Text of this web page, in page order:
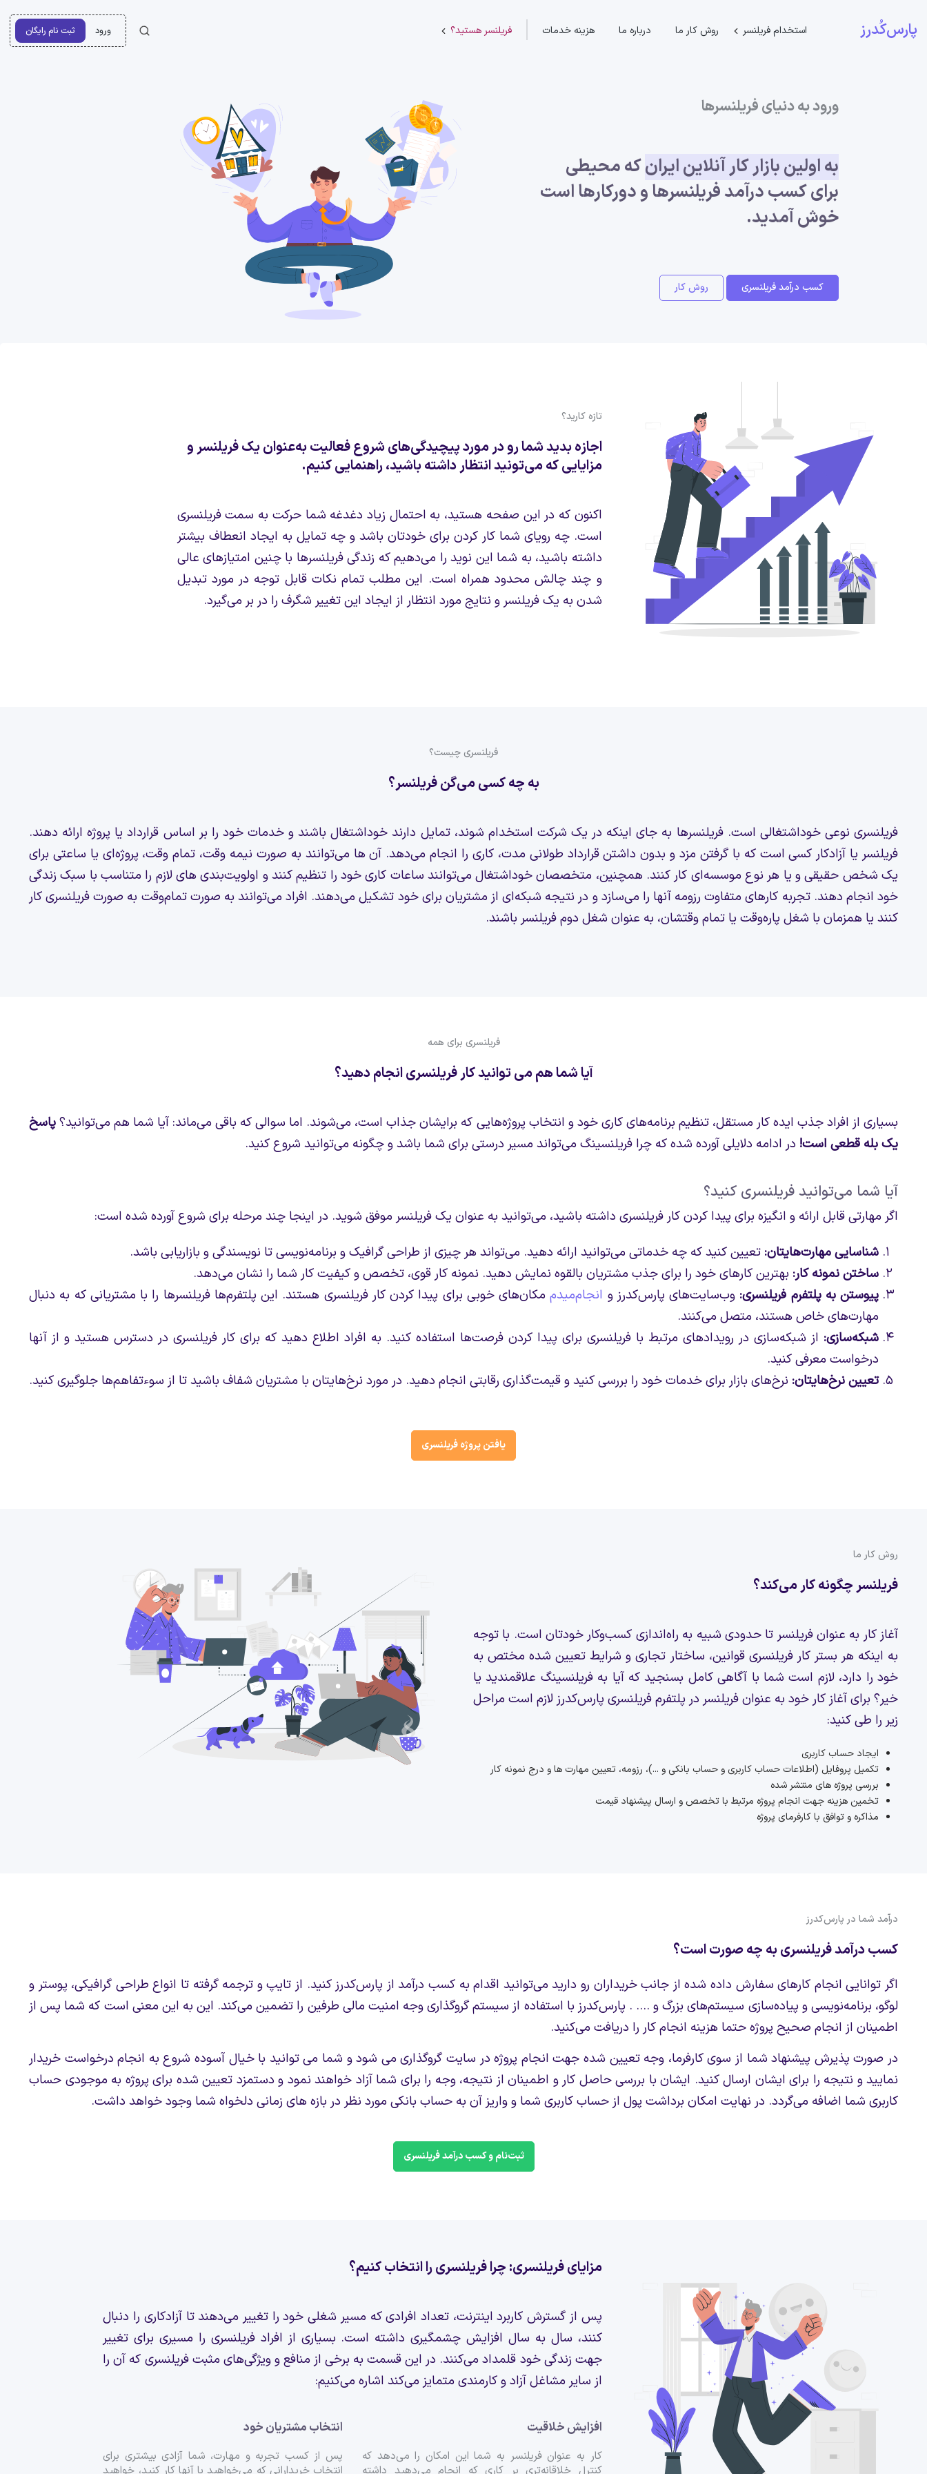
پارس‌کُدرز استخدام فریلنسر روش کار ما درباره ما هزینه خدمات فریلنسر هستید؟ ورود ثبت نام رایگان
به اولین بازار کار آنلاین ایرانکه محیطی
برای کسب درآمد فریلنسر‌ها و دورکار‌ها است
خوش آمدید.
ورود به دنیای فریلنسرها
کسب درآمد فریلنسری روش کار
تازه کارید؟
اجازه بدید شما رو در مورد پیچیدگی‌های شروع فعالیت به‌عنوان یک فریلنسر و
مزایایی که می‌تونید انتظار داشته باشید، راهنمایی کنیم.
اکنون که در این صفحه هستید، به احتمال زیاد دغدغه شما حرکت به سمت فریلنسری
است. چه رویای شما کار کردن برای خودتان باشد و چه تمایل به ایجاد انعطاف بیشتر
داشته باشید، به شما این نوید را می‌دهیم که زندگی فریلنسرها با چنین امتیازهای عالی
و چند چالش محدود همراه است. این مطلب تمام نکات قابل توجه در مورد تبدیل
شدن به یک فریلنسر و نتایج مورد انتظار از ایجاد این تغییر شگرف را در بر می‌گیرد.
فریلنسری چیست؟
به چه کسی می‌گن فریلنسر؟
فریلنسری نوعی خوداشتغالی است. فریلنسرها به جای اینکه در یک شرکت استخدام شوند، تمایل دارند خوداشتغال باشند و خدمات خود را بر اساس قرارداد یا پروژه ارائه دهند.
فریلنسر یا آزادکار کسی است که با گرفتن مزد و بدون داشتن قرارداد طولانی مدت، کاری را انجام می‌دهد. آن ها می‌توانند به صورت نیمه وقت، تمام وقت، پروژه‌ای یا ساعتی برای
یک شخص حقیقی و یا هر نوع موسسه‌‌ای کار کنند. همچنین، متخصصان خوداشتغال می‌توانند ساعات کاری خود را تنظیم کنند و اولویت‌بندی های لازم را متناسب با سبک زندگی
خود انجام دهند. تجربه کارهای متفاوت رزومه آنها را می‌سازد و در نتیجه شبکه‌ای از مشتریان برای خود تشکیل می‌دهند. افراد می‌توانند به صورت تمام‌وقت به صورت فریلنسری کار
کنند یا همزمان با شغل پاره‌وقت یا تمام وقتشان، به عنوان شغل دوم فریلنسر باشند.
فریلنسری برای همه
آیا شما هم می توانید کار فریلنسری انجام دهید؟
بسیاری از افراد جذب ایده کار مستقل، تنظیم برنامه‌های کاری خود و انتخاب پروژه‌هایی که برایشان جذاب است، می‌شوند. اما سوالی که باقی می‌ماند: آیا شما هم می‌توانید؟پاسخ
یک بله قطعی است! در ادامه دلایلی آورده شده که چرا فریلنسینگ می‌تواند مسیر درستی برای شما باشد و چگونه می‌توانید شروع کنید.
آیا شما می‌توانید فریلنسری کنید؟
اگر مهارتی قابل ارائه و انگیزه برای پیدا کردن کار فریلنسری داشته باشید، می‌توانید به عنوان یک فریلنسر موفق شوید. در اینجا چند مرحله برای شروع آورده شده است:
شناسایی مهارت‌هایتان: تعیین کنید که چه خدماتی می‌توانید ارائه دهید. می‌تواند هر چیزی از طراحی گرافیک و برنامه‌نویسی تا نویسندگی و بازاریابی باشد.
ساختن نمونه کار: بهترین کارهای خود را برای جذب مشتریان بالقوه نمایش دهید. نمونه کار قوی، تخصص و کیفیت کار شما را نشان می‌دهد.
پیوستن به پلتفرم‌ فریلنسری: وب‌سایت‌های پارس‌کدرز و انجام‌میدممکان‌های خوبی برای پیدا کردن کار فریلنسری هستند. این پلتفرم‌ها فریلنسرها را با مشتریانی که به دنبال
مهارت‌های خاص هستند، متصل می‌کنند.
شبکه‌سازی: از شبکه‌سازی در رویدادهای مرتبط با فریلنسری برای پیدا کردن فرصت‌ها استفاده کنید. به افراد اطلاع دهید که برای کار فریلنسری در دسترس هستید و از آنها
درخواست معرفی کنید.
تعیین نرخ‌هایتان: نرخ‌های بازار برای خدمات خود را بررسی کنید و قیمت‌گذاری رقابتی انجام دهید. در مورد نرخ‌هایتان با مشتریان شفاف باشید تا از سوءتفاهم‌ها جلوگیری کنید.
یافتن پروژه فریلنسری
روش کار ما
فریلنسر چگونه کار می‌کند؟
آغاز کار به عنوان فریلنسر تا حدودی شبیه به راه‌اندازی کسب‌و‌کار خودتان است. با توجه
به اینکه هر بستر کار فریلنسری قوانین، ساختار تجاری و شرایط تعیین شده مختص به
خود را دارد، لازم است شما با آگاهی کامل بسنجید که آیا به فریلنسینگ علاقمندید یا
خیر؟ برای آغاز کار خود به عنوان فریلنسر در پلتفرم فریلنسری پارس‌کدرز لازم است مراحل
زیر را طی کنید:
ایجاد حساب کاربری
تکمیل پروفایل (اطلاعات حساب کاربری و حساب بانکی و ...)، رزومه، تعیین مهارت ها و درج نمونه کار
بررسی پروژه های منتشر شده
تخمین هزینه جهت انجام پروژه مرتبط با تخصص و ارسال پیشنهاد قیمت
مذاکره و توافق با کارفرمای پروژه
درآمد شما در پارس‌کدرز
کسب درآمد فریلنسری به چه صورت است؟
اگر توانایی انجام کارهای سفارش داده شده از جانب خریداران رو دارید می‌توانید اقدام به کسب در‌آمد از پارس‌کدرز کنید. از تایپ و ترجمه گرفته تا انواع طراحی گرافیکی، پوستر و
لوگو، برنامه‌نویسی و پیاده‌سازی سیستم‌های بزرگ و .... . پارس‌کدرز با استفاده از سیستم گروگذاری وجه امنیت مالی طرفین را تضمین می‌کند. این به این معنی است که شما پس از
اطمینان از انجام صحیح پروژه حتما هزینه انجام کار را دریافت می‌کنید.
در صورت پذیرش پیشنهاد شما از سوی کارفرما، وجه تعیین شده جهت انجام پروژه در سایت گروگذاری می شود و شما می توانید با خیال آسوده شروع به انجام درخواست خریدار
نمایید و نتیجه را برای ایشان ارسال کنید. ایشان با بررسی حاصل کار و اطمینان از نتیجه، وجه را برای شما آزاد خواهند نمود و دستمزد تعیین شده برای پروژه به موجودی حساب
کاربری شما اضافه می‌گردد. در نهایت امکان برداشت پول از حساب کاربری شما و واریز آن به حساب بانکی مورد نظر در بازه های زمانی دلخواه شما وجود خواهد داشت.
ثبت‌نام و کسب درآمد فریلنسری
مزایای فریلنسری: چرا فریلنسری را انتخاب کنیم؟
پس از گسترش کاربرد اینترنت، تعداد افرادی که مسیر شغلی خود را تغییر می‌دهند تا آزادکاری را دنبال
کنند، سال به سال افزایش چشمگیری داشته است. بسیاری از افراد فریلنسری را مسیری برای تغییر
جهت زندگی خود قلمداد می‌کنند. در این قسمت به برخی از منافع و ویژگی‌های مثبت فریلنسری که آن را
از سایر مشاغل آزاد و کارمندی متمایز می‌کند اشاره می‌کنیم:
افزایش خلاقیت
کار به عنوان فریلنسر به شما این امکان را می‌دهد که
انتخاب مشتریان خود
پس از کسب تجربه و مهارت، شما آزادی بیشتری برای